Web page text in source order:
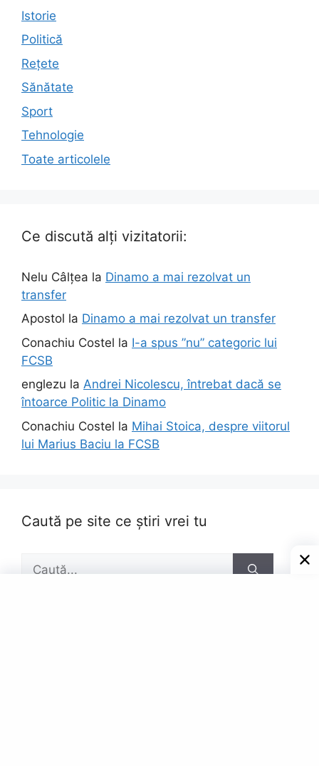
Istorie
Politică
Rețete
Sănătate
Sport
Tehnologie
Toate articolele
Ce discută alți vizitatorii:
Nelu Câlțea la Dinamo a mai rezolvat un
transfer
Apostol la Dinamo a mai rezolvat un transfer
Conachiu Costel la I-a spus ”nu” categoric lui
FCSB
englezu la Andrei Nicolescu, întrebat dacă se
întoarce Politic la Dinamo
Conachiu Costel la Mihai Stoica, despre viitorul
lui Marius Baciu la FCSB
Caută pe site ce știri vrei tu
după: